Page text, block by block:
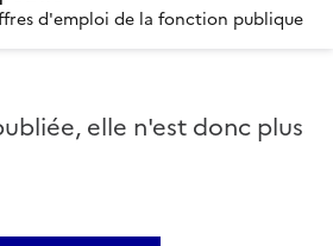
d'emploi de la fonction publique
elle n'est donc plus